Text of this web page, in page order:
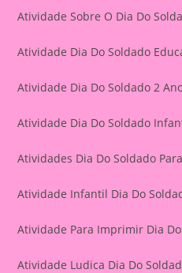
Atividade Sobre O Dia Do
Atividade Dia Do Soldado
Atividade Dia Do Soldado 2
Atividade Dia Do Soldado
Atividades Dia Do Soldado
Atividade Infantil Dia Do
Atividade Para Imprimir Dia
Atividade Ludica Dia Do